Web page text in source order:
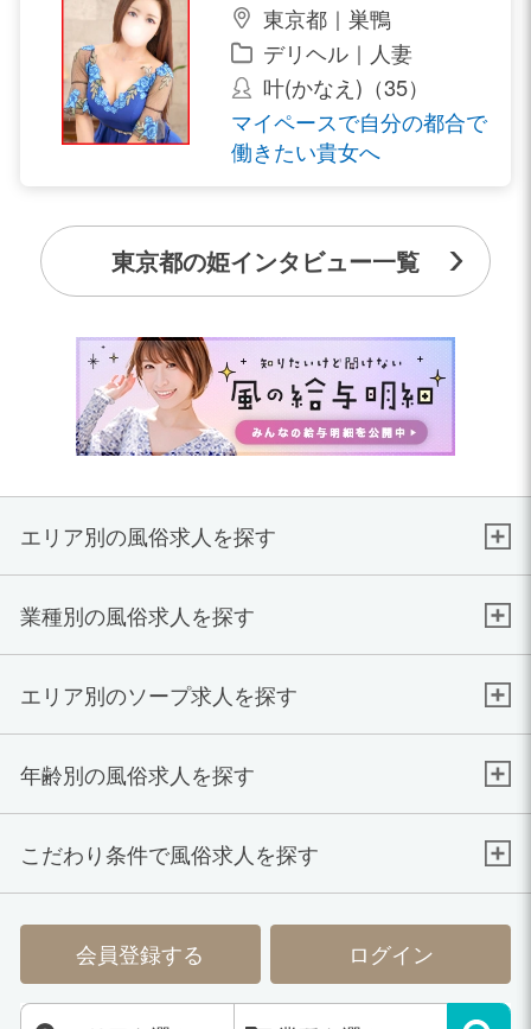
東京都｜巣鴨
デリヘル｜人妻
叶(かなえ)（35）
マイペースで自分の都合で
働きたい貴女へ
東京都の姫インタビュー一覧
エリア別の風俗求人を探す
業種別の風俗求人を探す
エリア別のソープ求人を探す
年齢別の風俗求人を探す
こだわり条件で風俗求人を探す
会員登録する ログイン